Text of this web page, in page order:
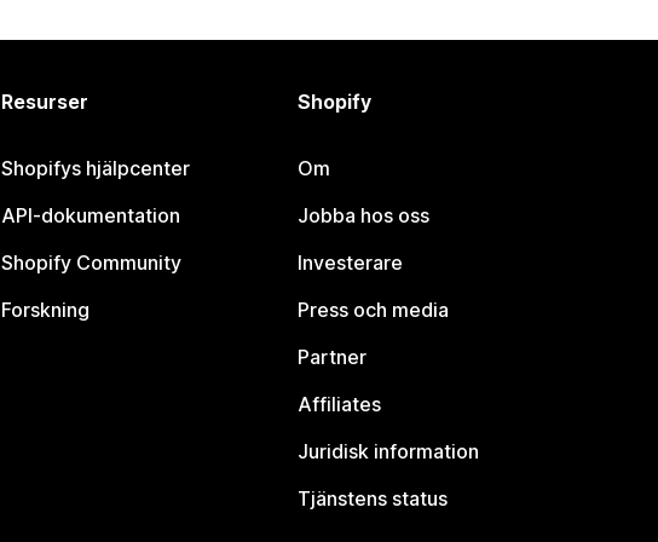
Resurser
Shopifys hjälpcenter
API-dokumentation
Shopify Community
Forskning
Shopify
Om
Jobba hos oss
Investerare
Press och media
Partner
Affiliates
Juridisk information
Tjänstens status